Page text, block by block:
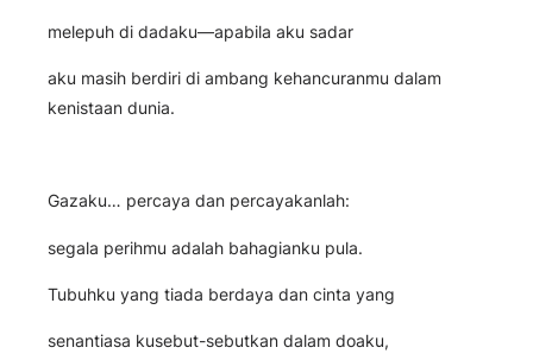
melepuh di dadaku—apabila aku sadar
aku masih berdiri di ambang kehancuranmu dalam
kenistaan dunia.
Gazaku… percaya dan percayakanlah:
segala perihmu adalah bahagianku pula.
Tubuhku yang tiada berdaya dan cinta yang
senantiasa kusebut-sebutkan dalam doaku,